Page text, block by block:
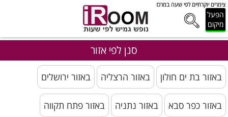
צימרים יוקרתיים לפי שעה במרכז
הפעל
מיקום
סנן לפי אזור
באזור בת ים חולון באזור הרצליה באזור ירושלים
באזור כפר סבא באזור נתניה באזור פתח תקווה